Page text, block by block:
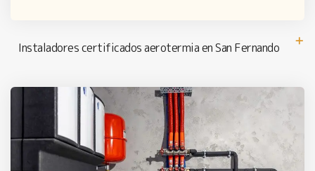
Instaladores certificados aerotermia en San Fernando